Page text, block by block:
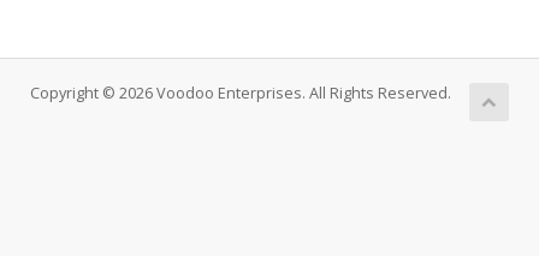
Copyright © 2026 Voodoo Enterprises. All Rights Reserved.